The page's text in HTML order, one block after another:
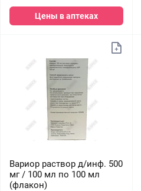
Цены в аптеках
Вариор раствор д/инф. 500
мг / 100 мл по 100 мл
(флакон)